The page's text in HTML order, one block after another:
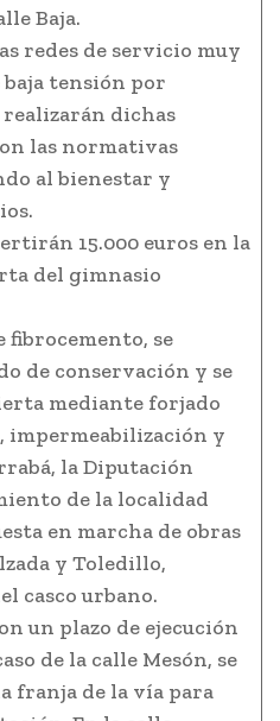
Baja.
redes de servicio muy
tensión por
realizarán dichas
las normativas
al bienestar y
15.000 euros en la
del gimnasio
fibrocemento, se
de conservación y se
mediante forjado
impermeabilización y
la Diputación
de la localidad
en marcha de obras
y Toledillo,
casco urbano.
un plazo de ejecución
de la calle Mesón, se
franja de la vía para